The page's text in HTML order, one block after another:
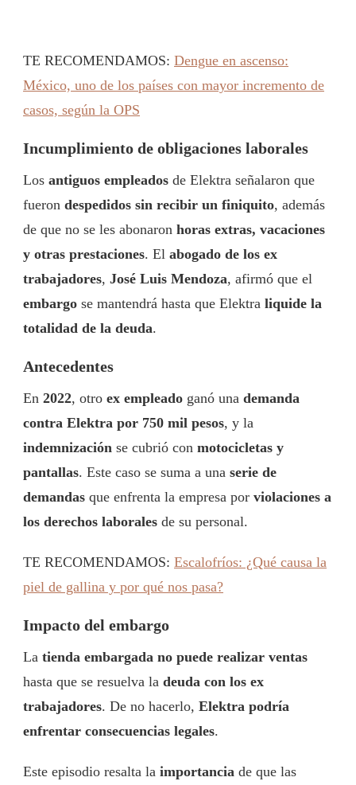
TE RECOMENDAMOS: Dengue en ascenso:
México, uno de los países con mayor incremento de
casos, según la OPS
Incumplimiento de obligaciones laborales
Los antiguos empleados de Elektra señalaron que
fueron despedidos sin recibir un finiquito, además
de que no se les abonaron horas extras, vacaciones
y otras prestaciones. El abogado de los ex
trabajadores, José Luis Mendoza, afirmó que el
embargo se mantendrá hasta que Elektra liquide la
totalidad de la deuda.
Antecedentes
En 2022, otro ex empleado ganó una demanda
contra Elektra por 750 mil pesos, y la
indemnización se cubrió con motocicletas y
pantallas. Este caso se suma a una serie de
demandas que enfrenta la empresa por violaciones a
los derechos laborales de su personal.
TE RECOMENDAMOS: Escalofríos: ¿Qué causa la
piel de gallina y por qué nos pasa?
Impacto del embargo
La tienda embargada no puede realizar ventas
hasta que se resuelva la deuda con los ex
trabajadores. De no hacerlo, Elektra podría
enfrentar consecuencias legales.
Este episodio resalta la importancia de que las